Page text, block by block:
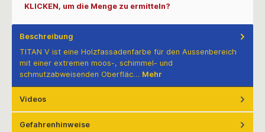
KLICKEN, um die Menge zu ermitteln?
Beschreibung
TITAN V ist eine Holzfassadenfarbe für den Aussenbereich
mit einer extremen moos-, schimmel- und
schmutzabweisenden Oberfläc… Mehr
Videos
Gefahrenhinweise